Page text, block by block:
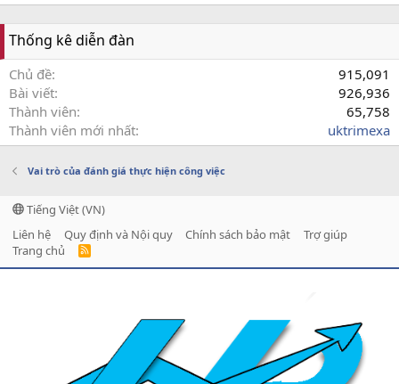
Thống kê diễn đàn
Chủ đề
915,091
Bài viết
926,936
Thành viên
65,758
Thành viên mới nhất
uktrimexa
Vai trò của đánh giá thực hiện công việc
Tiếng Việt (VN)
Liên hệ
Quy định và Nội quy Chính sách bảo mật
Trợ giúp
Trang chủ
R
S